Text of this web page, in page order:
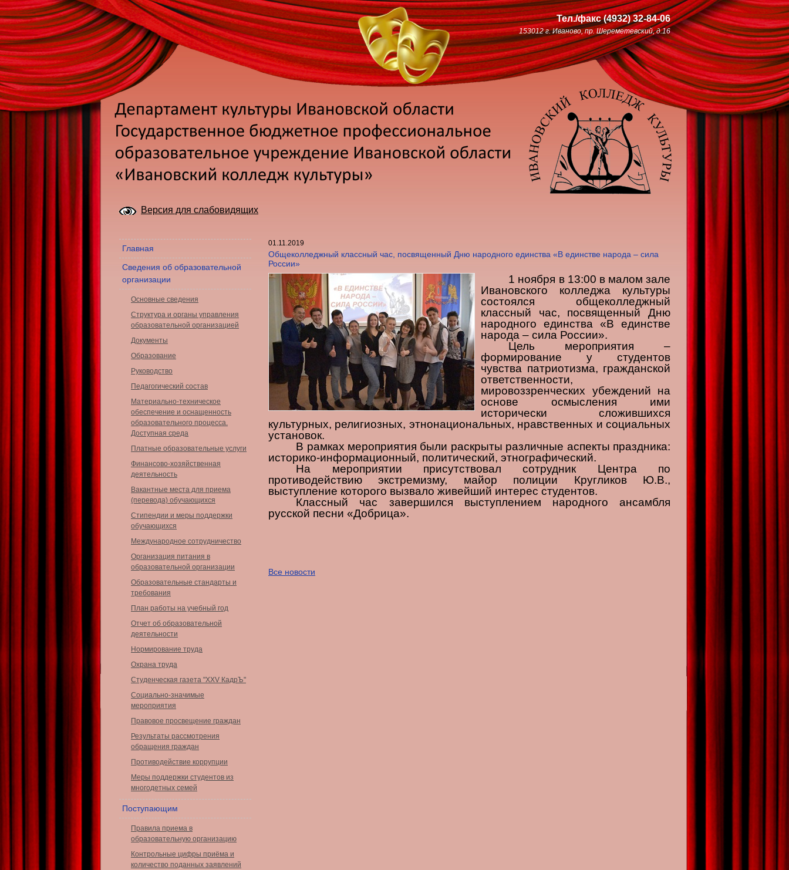
Тел./факс(4932)32-84-06
153012 г. Иваново, пр. Шереметевский, д.16
Версия для слабовидящих
Главная
Сведения об образовательной
организации
Основные сведения
Структура и органы управления
образовательной организацией
Документы
Образование
Руководство
Педагогический состав
Материально-техническое
обеспечение и оснащенность
образовательного процесса.
Доступная среда
Платные образовательные услуги
Финансово-хозяйственная
деятельность
Вакантные места для приема
(перевода) обучающихся
Стипендии и меры поддержки
обучающихся
Международное сотрудничество
Организация питания в
образовательной организации
Образовательные стандарты и
требования
План работы на учебный год
Отчет об образовательной
деятельности
Нормирование труда
Охрана труда
Студенческая газета "XXV КадрЪ"
Социально-значимые
мероприятия
Правовое просвещение граждан
Результаты рассмотрения
обращения граждан
Противодействие коррупции
Меры поддержки студентов из
многодетных семей
Поступающим
Правила приема в
образовательную организацию
Контрольные цифры приёма и
количество поданных заявлений
01.11.2019
Общеколледжный классный час, посвященный Дню народного единства «В единстве народа – сила
России»
1 ноября в 13:00 в малом зале
Ивановского колледжа культуры
состоялся общеколледжный
классный час, посвященный Дню
народного единства «В единстве
народа – сила России».
Цель мероприятия –
формирование у студентов
чувства патриотизма, гражданской
ответственности,
мировоззренческих убеждений на
основе осмысления ими
исторически сложившихся
культурных, религиозных, этнонациональных, нравственных и социальных
установок.
В рамках мероприятия были раскрыты различные аспекты праздника:
историко-информационный, политический, этнографический.
На мероприятии присутствовал сотрудник Центра по
противодействию экстремизму, майор полиции Кругликов Ю.В.,
выступление которого вызвало живейший интерес студентов.
Классный час завершился выступлением народного ансамбля
русской песни «Добрица».
Все новости